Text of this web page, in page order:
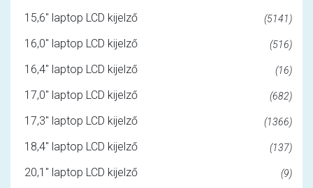
15,6" laptop LCD kijelző (5141)
16,0" laptop LCD kijelző (516)
16,4" laptop LCD kijelző (16)
17,0" laptop LCD kijelző (682)
17,3" laptop LCD kijelző (1366)
18,4" laptop LCD kijelző (137)
20,1" laptop LCD kijelző (9)